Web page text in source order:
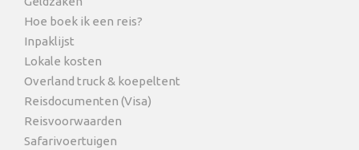
Hoe boek ik een reis?
Inpaklijst
Lokale kosten
Overland truck & koepeltent
Reisdocumenten (Visa)
Reisvoorwaarden
Safarivoertuigen